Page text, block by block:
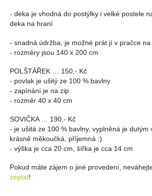
- deka je vhodná do postýlky i velké postele
deka na hraní
- snadná údržba, je možné prát jí v pračce na
- rozměry jsou 140 x 200 cm
POLŠTÁŘEK … 150,- Kč
- povlak je ušitý ze 100 % bavlny
- zapínání je na zip
- rozměr 40 x 40 cm
SOVIČKA … 190,- Kč
- je ušitá ze 100 % bavlny, vyplněná je dutým
krásně měkoučká, příjemná :)
- výška je cca 20 cm, šířka je cca 14 cm
Pokud máte zájem o jiné provedení,
zeptat!